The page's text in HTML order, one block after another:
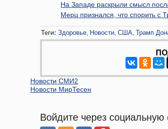
На Западе раскрыли смысл
Мерц признался, что спорить с
Теги: Здоровье Новости США Трамп
Новости СМИ2
Новости МирТесен
Войдите через социальную